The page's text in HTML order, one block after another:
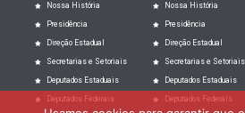
Nossa História
Presidência
Direção Estadual
Secretarias e Setoriais
Deputados Estaduais
Deputados Federais
Nossa História
Presidência
Direção Estadual
Secretarias e Setoriais
Deputados Estaduais
Deputados Federais